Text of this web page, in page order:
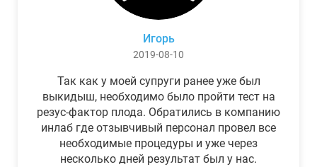
Игорь
2019-08-10
Так как у моей супруги ранее уже был
выкидыш, необходимо было пройти тест на
резус-фактор плода. Обратились в компанию
инлаб где отзывчивый персонал провел все
необходимые процедуры и уже через
несколько дней результат был у нас.